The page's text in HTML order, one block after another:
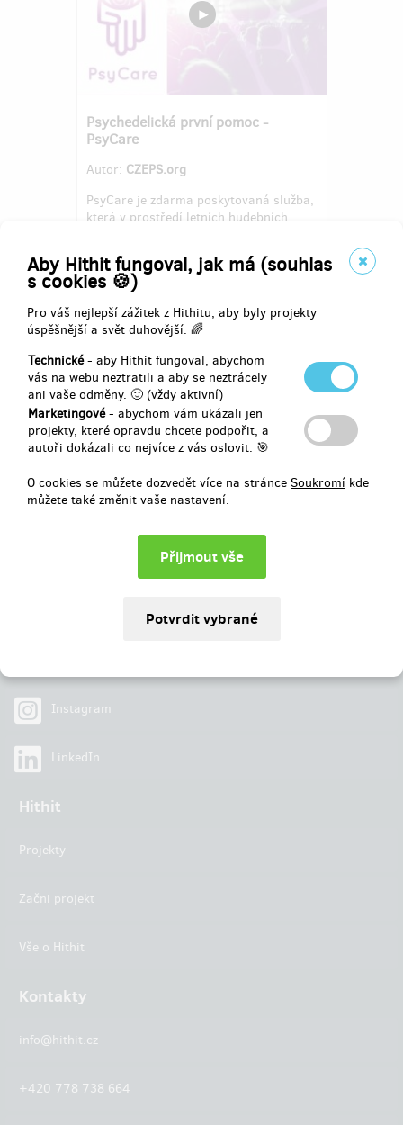
Aby Hithit fungoval, jak má (souhlas
s cookies 🍪)
Pro váš nejlepší zážitek z Hithitu, aby byly projekty
úspěšnější a svět duhovější. 🌈
Technické- aby Hithit fungoval, abychom
vás na webu neztratili a aby se neztrácely
ani vaše odměny. 🙂 (vždy aktivní)
Marketingové- abychom vám ukázali jen
projekty, které opravdu chcete podpořit, a
autoři dokázali co nejvíce z vás oslovit. 🎯
O cookies se můžete dozvedět více na stránce Soukromí kde
můžete také změnit vaše nastavení.
Psychedelická první pomoc -
PsyCare
Autor: CZEPS.org
PsyCare je zdarma poskytovaná služba,
která v prostředí letních hudebních
by jinak mohla zanechat nepříjemné
psychické následky.
Vybráno
234 890 Kčz177 771 Kč
132% Úspěšně dokončený
Instagram
LinkedIn
Hithit
Projekty
Začni projekt
Vše o Hithit
Kontakty
info@hithit.cz
+420 778 738 664